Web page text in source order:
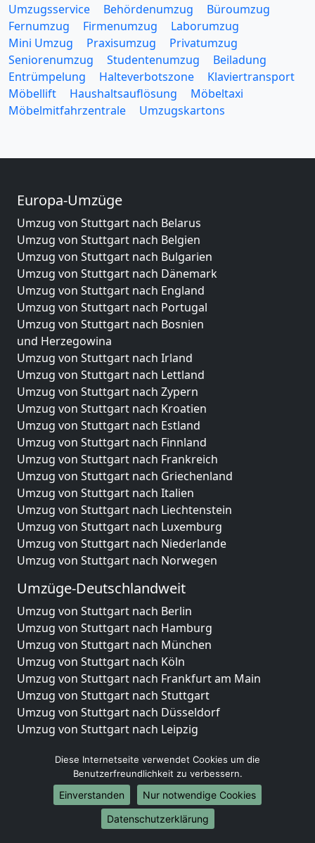
Umzugsservice Behördenumzug
Büroumzug
Fernumzug
Firmenumzug
Laborumzug
Mini Umzug
Praxisumzug
Privatumzug
Seniorenumzug
Studentenumzug
Beiladung
Entrümpelung
Halteverbotszone
Klaviertransport
Möbellift
Haushaltsauflösung
Möbeltaxi
Möbelmitfahrzentrale
Umzugskartons
Europa-Umzüge
Umzug von Stuttgart nach Belarus
Umzug von Stuttgart nach Belgien
Umzug von Stuttgart nach Bulgarien
Umzug von Stuttgart nach Dänemark
Umzug von Stuttgart nach England
Umzug von Stuttgart nach Portugal
Umzug von Stuttgart nach Bosnien
und Herzegowina
Umzug von Stuttgart nach Irland
Umzug von Stuttgart nach Lettland
Umzug von Stuttgart nach Zypern
Umzug von Stuttgart nach Kroatien
Umzug von Stuttgart nach Estland
Umzug von Stuttgart nach Finnland
Umzug von Stuttgart nach Frankreich
Umzug von Stuttgart nach Griechenland
Umzug von Stuttgart nach Italien
Umzug von Stuttgart nach Liechtenstein
Umzug von Stuttgart nach Luxemburg
Umzug von Stuttgart nach Niederlande
Umzug von Stuttgart nach Norwegen
Umzüge-Deutschlandweit
Umzug von Stuttgart nach Berlin
Umzug von Stuttgart nach Hamburg
Umzug von Stuttgart nach München
Umzug von Stuttgart nach Köln
Umzug von Stuttgart nach Frankfurt am Main
Umzug von Stuttgart nach Stuttgart
Umzug von Stuttgart nach Düsseldorf
Umzug von Stuttgart nach Leipzig
Umzug von Stuttgart nach Essen
Umzug von Stuttgart nach Bremen
Umzug von Stuttgart nach Dresden
Umzug von Stuttgart nach Hannover
Umzug von Stuttgart nach Nürnberg
Diese Internetseite verwendet Cookies um die
Benutzerfreundlichkeit zu verbessern.
Einverstanden
Nur notwendige Cookies
Datenschutzerklärung